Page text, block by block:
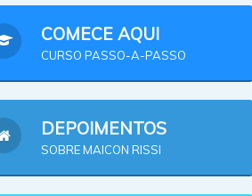
COMECE AQUI
CURSO PASSO-A-PASSO
DEPOIMENTOS
SOBRE MAICON RISSI